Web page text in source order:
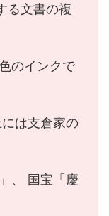
る文書の複
のインクで
は支倉家の
、 国宝「慶